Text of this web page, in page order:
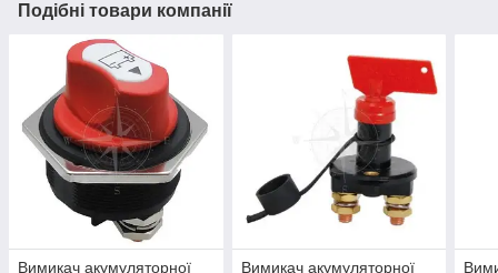
Подібні товари компанії
Вимикач акумуляторної Вимикач акумуляторної